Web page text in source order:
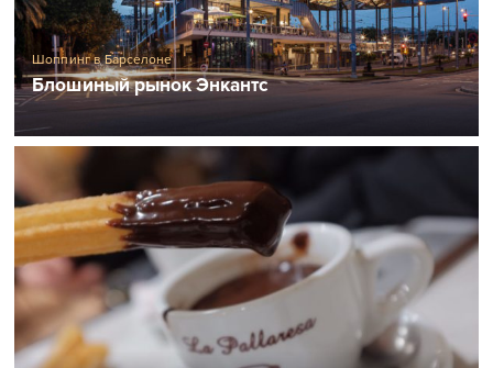
Шоппинг в Барселоне
Блошиный рынок Энкантс